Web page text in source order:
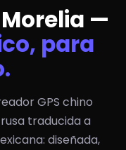
Morelia —
para
GPS chino
traducida a
diseñada,